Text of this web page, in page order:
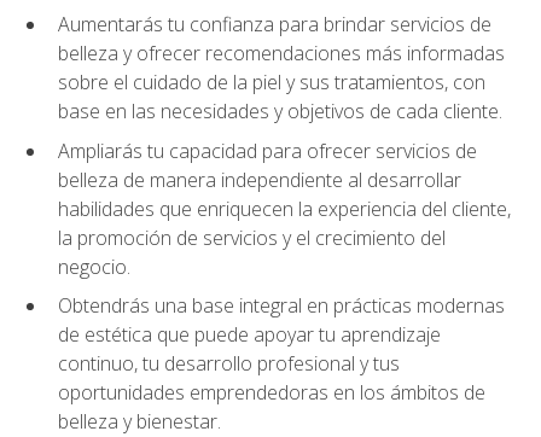
Aumentarás tu confianza para brindar servicios de
belleza y ofrecer recomendaciones más informadas
sobre el cuidado de la piel y sus tratamientos, con
base en las necesidades y objetivos de cada cliente.
Ampliarás tu capacidad para ofrecer servicios de
belleza de manera independiente al desarrollar
habilidades que enriquecen la experiencia del cliente,
la promoción de servicios y el crecimiento del
negocio.
Obtendrás una base integral en prácticas modernas
de estética que puede apoyar tu aprendizaje
continuo, tu desarrollo profesional y tus
oportunidades emprendedoras en los ámbitos de
belleza y bienestar.